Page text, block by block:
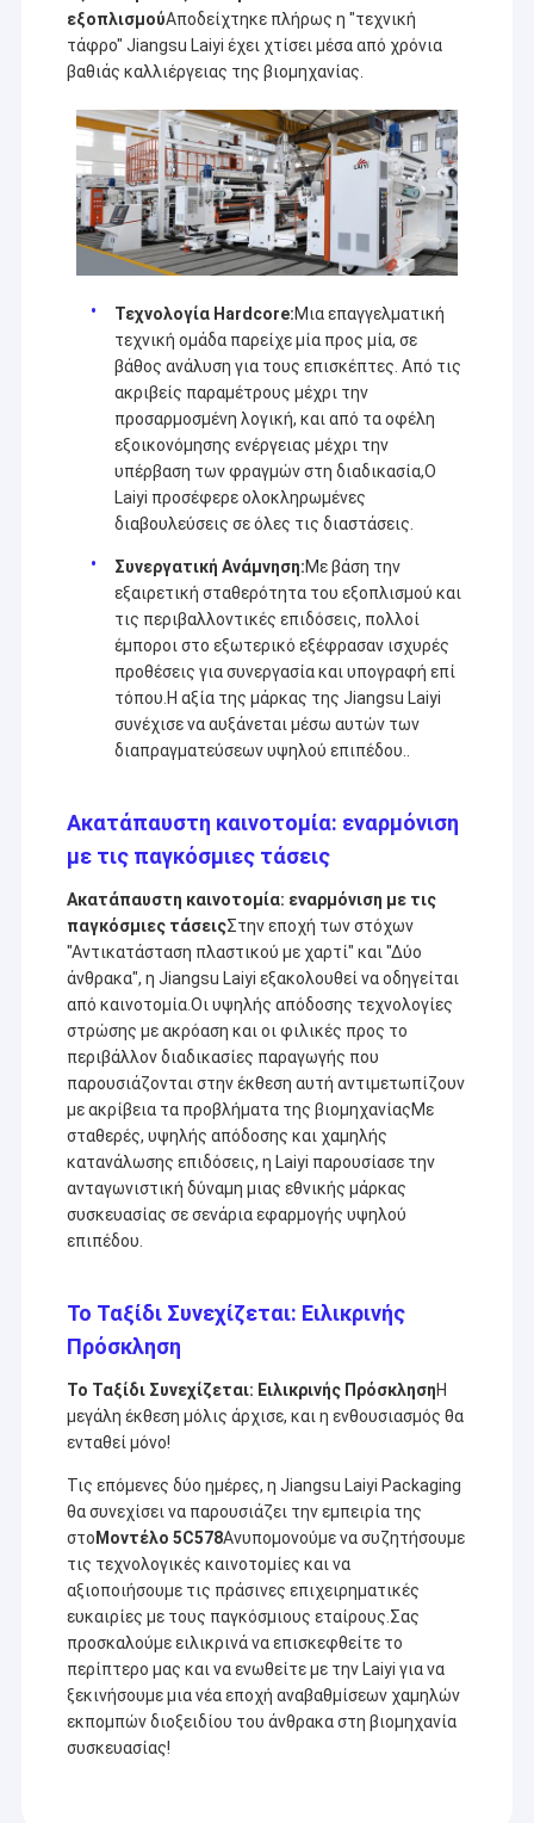
Μηχανή επιστρώματος εξώθησης
μηχάνημα επίστρωσης του χαρτιού
Πλαισιωμένη διπλάσιο μηχανή τοποθέτησης σε στρώματα
Μέρη μηχανών ελασματοποίησης
Φγμένη λειωμένο μέταλλο μηχανή υφάσματος
εξοπλισμούΑποδείχτηκε πλήρως η "τεχνική
τάφρο" Jiangsu Laiyi έχει χτίσει μέσα από χρόνια
βαθιάς καλλιέργειας της βιομηχανίας.
Τεχνολογία Hardcore:Μια επαγγελματική
τεχνική ομάδα παρείχε μία προς μία, σε
βάθος ανάλυση για τους επισκέπτες. Από τις
ακριβείς παραμέτρους μέχρι την
προσαρμοσμένη λογική, και από τα οφέλη
εξοικονόμησης ενέργειας μέχρι την
υπέρβαση των φραγμών στη διαδικασία,Ο
Laiyi προσέφερε ολοκληρωμένες
διαβουλεύσεις σε όλες τις διαστάσεις.
Συνεργατική Ανάμνηση:Με βάση την
εξαιρετική σταθερότητα του εξοπλισμού και
τις περιβαλλοντικές επιδόσεις, πολλοί
έμποροι στο εξωτερικό εξέφρασαν ισχυρές
προθέσεις για συνεργασία και υπογραφή επί
τόπου.Η αξία της μάρκας της Jiangsu Laiyi
συνέχισε να αυξάνεται μέσω αυτών των
διαπραγματεύσεων υψηλού επιπέδου..
Ακατάπαυστη καινοτομία: εναρμόνιση
με τις παγκόσμιες τάσεις
Ακατάπαυστη καινοτομία: εναρμόνιση με τις
παγκόσμιες τάσειςΣτην εποχή των στόχων
"Αντικατάσταση πλαστικού με χαρτί" και "Δύο
άνθρακα", η Jiangsu Laiyi εξακολουθεί να οδηγείται
από καινοτομία.Οι υψηλής απόδοσης τεχνολογίες
στρώσης με ακρόαση και οι φιλικές προς το
περιβάλλον διαδικασίες παραγωγής που
παρουσιάζονται στην έκθεση αυτή αντιμετωπίζουν
με ακρίβεια τα προβλήματα της βιομηχανίαςΜε
σταθερές, υψηλής απόδοσης και χαμηλής
κατανάλωσης επιδόσεις, η Laiyi παρουσίασε την
ανταγωνιστική δύναμη μιας εθνικής μάρκας
συσκευασίας σε σενάρια εφαρμογής υψηλού
επιπέδου.
Το Ταξίδι Συνεχίζεται: Ειλικρινής
Πρόσκληση
Το Ταξίδι Συνεχίζεται: Ειλικρινής ΠρόσκλησηΗ
μεγάλη έκθεση μόλις άρχισε, και η ενθουσιασμός θα
ενταθεί μόνο!
Τις επόμενες δύο ημέρες, η Jiangsu Laiyi Packaging
θα συνεχίσει να παρουσιάζει την εμπειρία της
στο Μοντέλο 5C578Ανυπομονούμε να συζητήσουμε
τις τεχνολογικές καινοτομίες και να
αξιοποιήσουμε τις πράσινες επιχειρηματικές
ευκαιρίες με τους παγκόσμιους εταίρους.Σας
προσκαλούμε ειλικρινά να επισκεφθείτε το
περίπτερο μας και να ενωθείτε με την Laiyi για να
ξεκινήσουμε μια νέα εποχή αναβαθμίσεων χαμηλών
εκπομπών διοξειδίου του άνθρακα στη βιομηχανία
συσκευασίας!
στρώσης με ακονισμό, μαζί με περισσότερους εταίρους,
θα δημιουργήσουμε ένα καλύτερο μέλλον μέσω πιο
έξυπνων, πιο αποδοτικών και πιο αξιόπιστων λύσεων.